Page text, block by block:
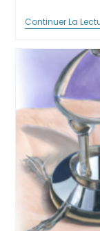
Continuer La